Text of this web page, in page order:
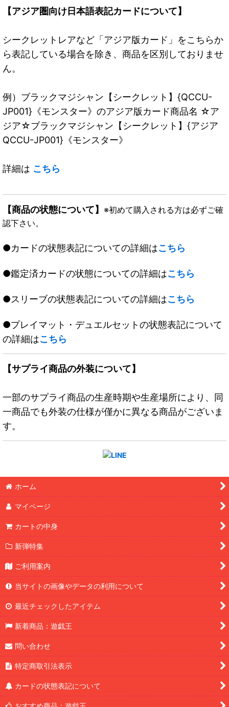
【アジア圏向け日本語表記カードについて】
シークレットレアなど「アジア版カード」をこちらか
ら表記している場合を除き、商品を区別しておりませ
ん。
例）ブラックマジシャン【シークレット】{QCCU-
JP001}《モンスター》のアジア版カード商品名 ☆ア
ジア☆ブラックマジシャン【シークレット】{アジア
QCCU-JP001}《モンスター》
詳細は こちら
【商品の状態について】 ※初めて購入される方は必ずご確
認下さい。
●カードの状態表記についての詳細はこちら
●鑑定済カードの状態についての詳細はこちら
●スリーブの状態表記についての詳細はこちら
●プレイマット・デュエルセットの状態表記について
の詳細はこちら
【サプライ商品の外装について】
一部のサプライ商品の生産時期や生産場所により、同
一商品でも外装の仕様が僅かに異なる商品がございま
す。
ホーム
マイページ
カートの中身
新弾特集
ご利用案内
当サイトの画像やデータの利用について
最近チェックしたアイテム
新着商品：遊戯王
問い合わせ
特定商取引法表示
カードの状態表記について